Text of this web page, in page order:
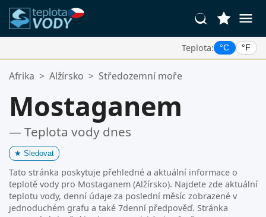
Teplota: °C °F
Vaše Oblíbené Lokality:
Afrika > Alžírsko > Středozemní moře
Mostaganem
— Teplota vody dnes
★ Sledovat
Tato stránka poskytuje přehledné a aktuální informace o
teplotě vody pro Mostaganem (Alžírsko). Najdete zde aktuální
teplotu vody, denní údaje za poslední měsíc zobrazené v
jednoduchém grafu a také 7denní předpověď. Stránka